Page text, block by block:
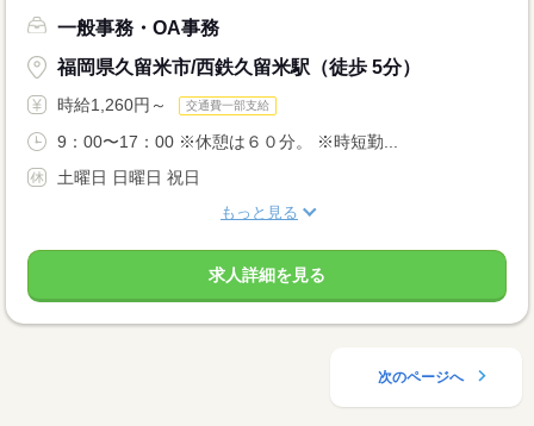
一般事務・OA事務
福岡県久留米市/西鉄久留米駅（徒歩 5分）
時給1,260円～ 交通費一部支給
9：00〜17：00 ※休憩は６０分。 ※時短勤...
土曜日 日曜日 祝日
もっと見る
求人詳細を見る
次のページへ